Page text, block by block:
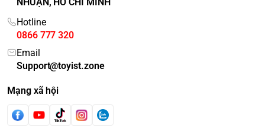
Hotline
0866 777 320
Email
Support@toyist.zone
Mạng xã hội